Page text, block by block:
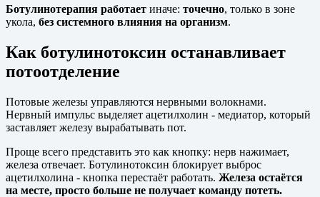
Ботулинотерапия работает иначе: точечно, только в зоне
укола, без системного влияния на организм.
Как ботулинотоксин останавливает
потоотделение
Потовые железы управляются нервными волокнами.
Нервный импульс выделяет ацетилхолин - медиатор, который
заставляет железу вырабатывать пот.
Проще всего представить это как кнопку: нерв нажимает,
железа отвечает. Ботулинотоксин блокирует выброс
ацетилхолина - кнопка перестаёт работать. Железа остаётся
на месте, просто больше не получает команду потеть.